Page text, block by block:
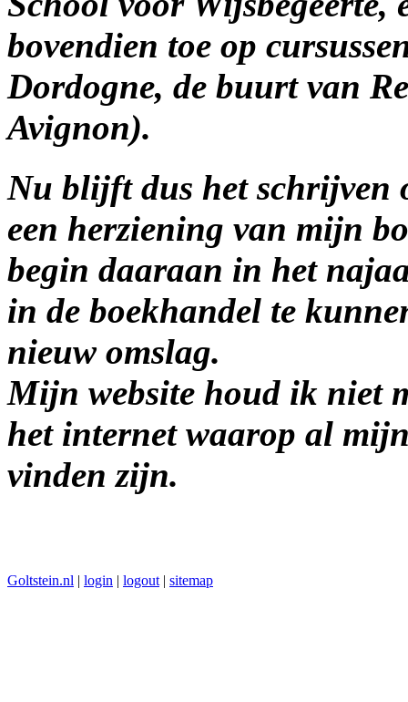
bovendien toe op
Dordogne, de buurt van
Avignon).
Nu blijft dus het schrijven
een herziening van mijn
begin daaraan in het
in de boekhandel te
nieuw omslag.
Mijn website houd ik niet
het internet waarop al
vinden zijn.
Goltstein.nl | login | logout | sitemap